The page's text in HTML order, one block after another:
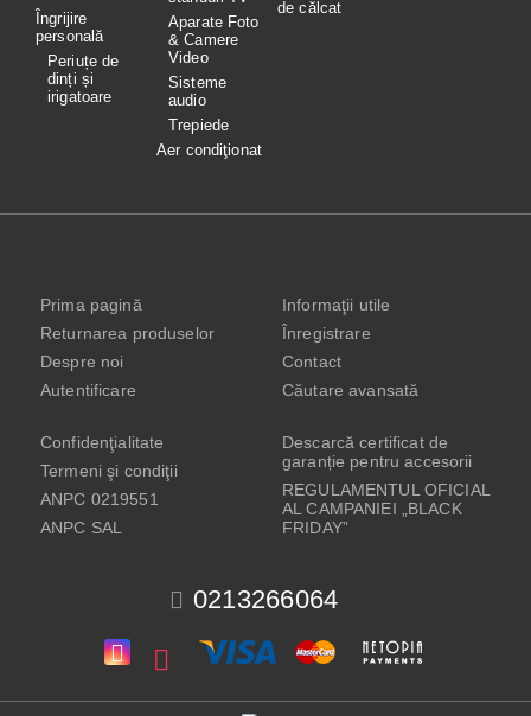
Îngrijire
personală
Periuțe de
dinți și
irigatoare
Aparate Foto
& Camere
Video
Sisteme
audio
Trepiede
Aer condiţionat
de călcat
0213266064
Prima pagină
Returnarea produselor
Despre noi
Autentificare
Informaţii utile
Înregistrare
Contact
Căutare avansată
Confidenţialitate
Termeni şi condiţii
ANPC 0219551
ANPC SAL
Descarcă certificat de
garanție pentru accesorii
REGULAMENTUL OFICIAL
AL CAMPANIEI „BLACK
FRIDAY”